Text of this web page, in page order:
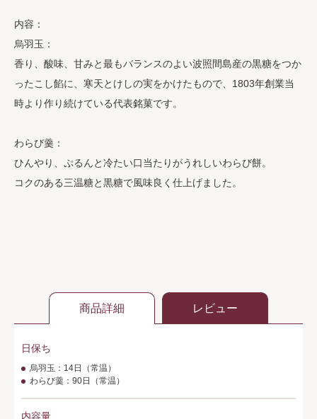
内容：
烏羽玉：
香り、酸味、甘みと最もバランスのよい波照間島産の黒糖をつか
ったこし餡に、寒天とけしの実をかけたもので、1803年創業当
時より作り続けている代表銘菓です。
わらび羹：
ひんやり、ぷるんと冷たい口当たりがうれしいわらび餅。
コクのある三温糖と黒糖で風味良く仕上げました。
商品詳細 レビュー
日保ち
烏羽玉：14日（常温）
わらび羹：90日（常温）
内容量